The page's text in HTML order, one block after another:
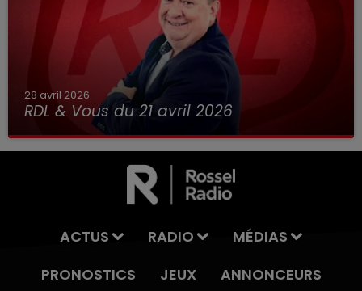
28 avril 2026
RDL & Vous du 21 avril 2026
ACTUS RADIO
MÉDIAS
PRONOSTICS
JEUX ANNONCEURS